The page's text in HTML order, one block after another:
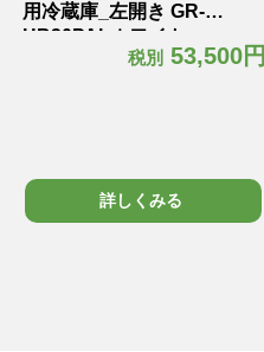
用冷蔵庫_左開き GR-
HB30PALホワイト
W425×D450×H425mm18kg
税別53,500円
詳しくみる